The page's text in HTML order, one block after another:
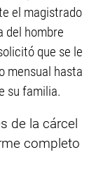
el magistrado
del hombre
que se le
mensual hasta
su familia.